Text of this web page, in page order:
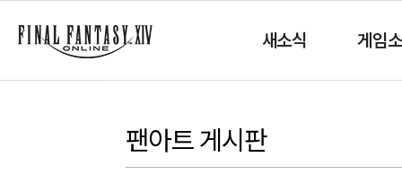
새소식 게임
팬아트 게시판